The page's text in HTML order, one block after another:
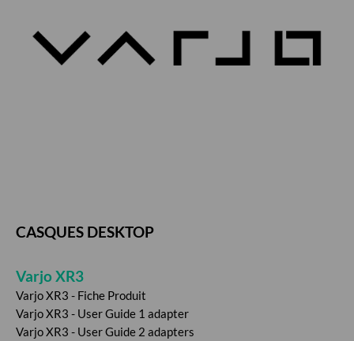
CASQUES DESKTOP
Varjo XR3
Varjo XR3 - Fiche Produit
Varjo XR3 - User Guide 1 adapter
Varjo XR3 - User Guide 2 adapters